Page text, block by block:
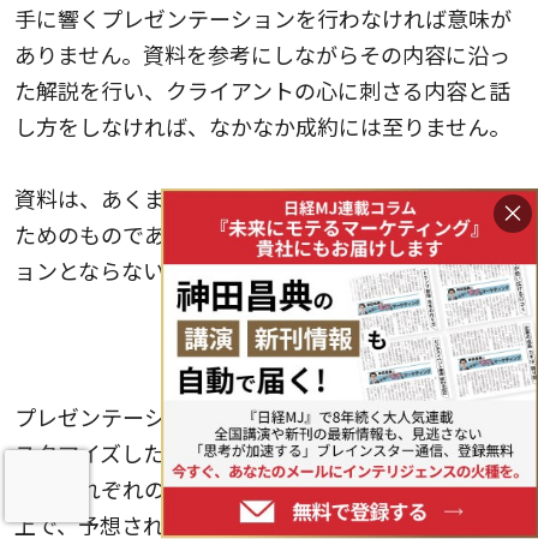
手に響くプレゼンテーションを行わなければ意味が
ありません。資料を参考にしながらその内容に沿っ
た解説を行い、クライアントの心に刺さる内容と話
し方をしなければ、なかなか成約には至りません。
資料は、あくまでもプレゼンテーションを補足する
ためのものであり、資料を補足するプレゼンテーシ
ョンとならないように注意しましょう。
クライアントの調査をせずにプレゼンテーションを
プレゼンテーションでは、各クライアントごとにカ
スタマイズした内容を話すのが基本です。そのた
め、それぞれのクライアント企業の状況を精査した
上で、予想される課題や質問に対する解決策や答え
×